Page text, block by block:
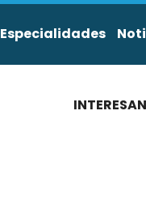
Especialidades